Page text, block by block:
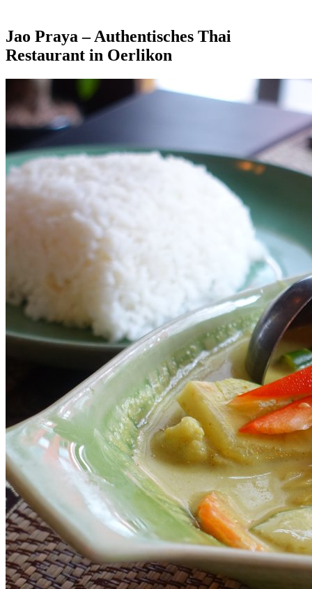
Jao Praya – Authentisches Thai
Restaurant in Oerlikon